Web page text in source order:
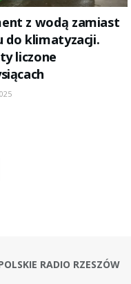
z wodą zamiast
do klimatyzacji.
liczone
RADIO RZESZÓW